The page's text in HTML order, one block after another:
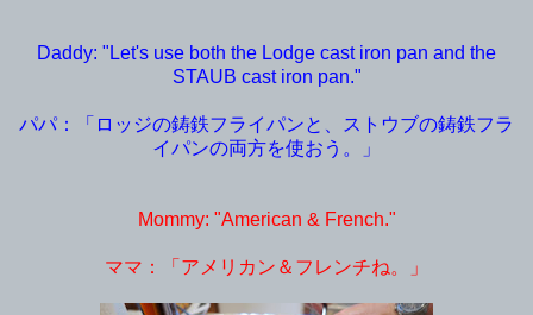
Daddy: "Let's use both the Lodge cast iron pan and the
STAUB cast iron pan."
パパ：「ロッジの鋳鉄フライパンと、ストウブの鋳鉄フラ
イパンの両方を使おう。」
Mommy: "American & French."
ママ：「アメリカン＆フレンチね。」